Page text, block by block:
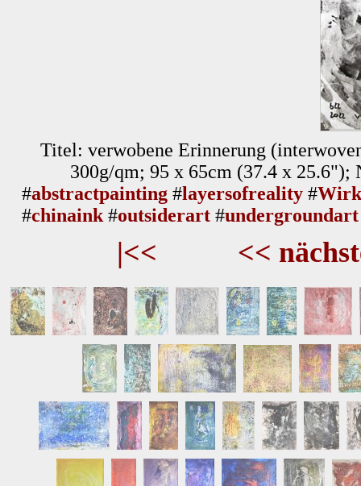
Titel: verwobene Erinnerung
300g/qm; 95 x 65cm (37.4 x 25.6");
#abstractpainting#layersofreality#
#chinaink#outsiderart#undergroundart
|<< <<